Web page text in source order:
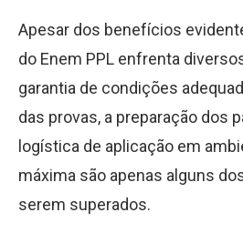
Apesar dos benefícios
do Enem PPL enfrenta
garantia de condições
das provas, a preparação dos
logística de aplicação em
máxima são apenas alguns
serem superados.